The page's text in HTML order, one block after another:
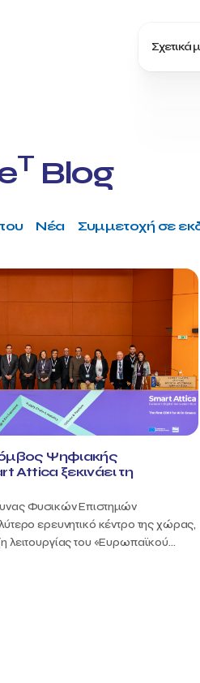
Σχετικά
T Blog
Νέα Συμμετοχή σε
Ψηφιακής
Attica ξεκινάει τη
Φυσικών Επιστημών
ερευνητικό κέντρο της χώρας,
λειτουργίας του «Ευρωπαϊκού...